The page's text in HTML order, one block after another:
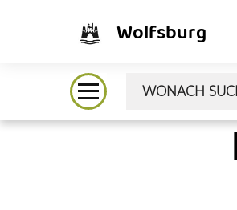
Wolfsburg